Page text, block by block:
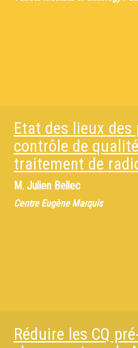
Etat des lieux
contrôle de
traitement de
M. Julien Bellec
Centre Eugène Marquis
Réduire les CQ